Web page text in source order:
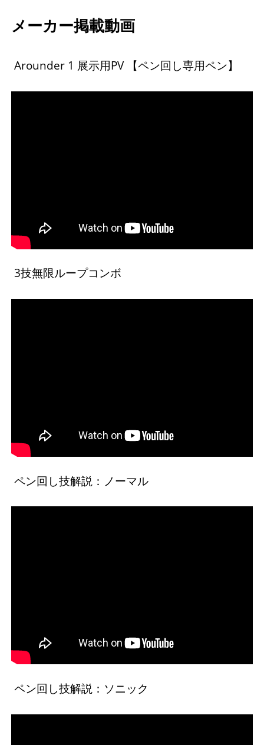
メーカー掲載動画
Arounder 1 展示用PV 【ペン回し専用ペン】
3技無限ループコンボ
ペン回し技解説：ノーマル
ペン回し技解説：ソニック